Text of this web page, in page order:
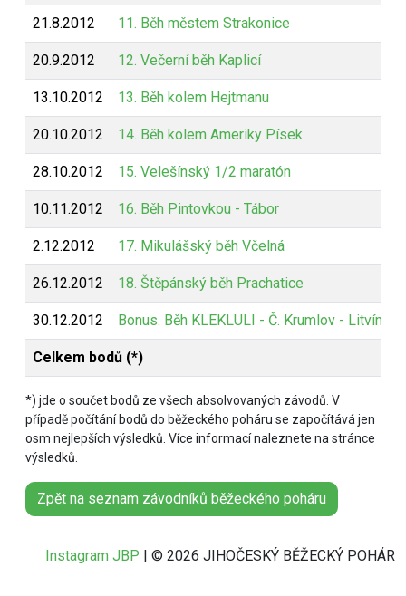
21.8.2012 11. Běh městem Strakonice
20.9.2012 12. Večerní běh Kaplicí
13.10.2012 13. Běh kolem Hejtmanu
20.10.2012 14. Běh kolem Ameriky Písek
28.10.2012 15. Velešínský 1/2 maratón
10.11.2012 16. Běh Pintovkou - Tábor
2.12.2012 17. Mikulášský běh Včelná
26.12.2012 18. Štěpánský běh Prachatice
30.12.2012 Bonus. Běh KLEKLULI - Č. Krumlov -
Celkem bodů (*)
*) jde o součet bodů ze všech absolvovaných závodů. V
případě počítání bodů do běžeckého poháru se započítává jen
osm nejlepších výsledků. Více informací naleznete na stránce
výsledků.
Zpět na seznam závodníků běžeckého poháru
Instagram JBP | © 2026 JIHOČESKÝ BĚŽECKÝ POHÁR